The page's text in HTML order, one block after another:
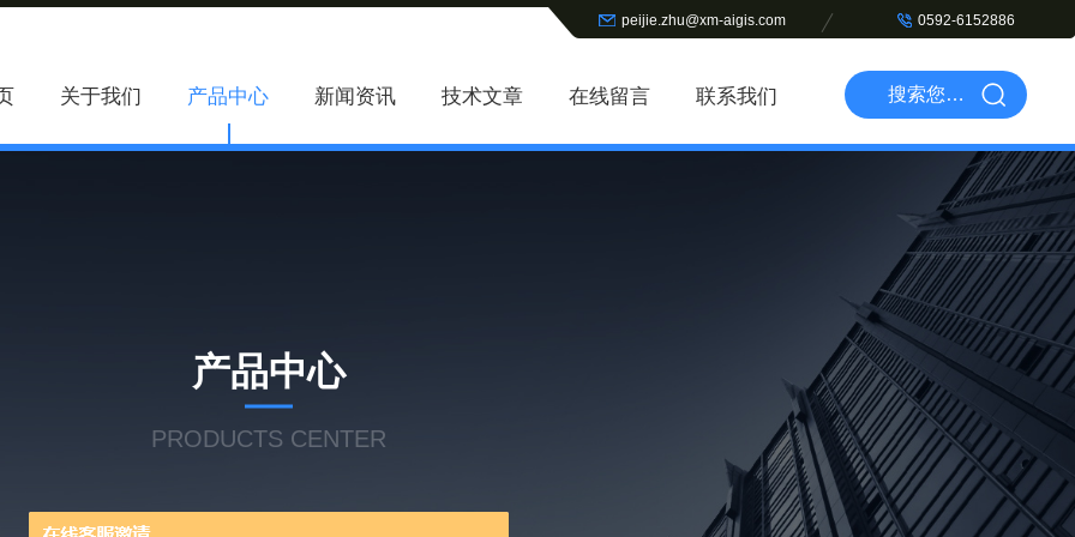
peijie.zhu@xm-aigis.com 0592-6152886
关于我们 产品中心 新闻资讯 技术文章 在线留言 联系我们
产品中心
PRODUCTS CENTER